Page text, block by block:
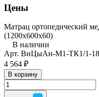
Цены
Матрац ортопедический
(1200x600x60)
В наличии
Арт. ВиЦыАн-М1-ТК1/1-18
4 564 ₽
В корзину